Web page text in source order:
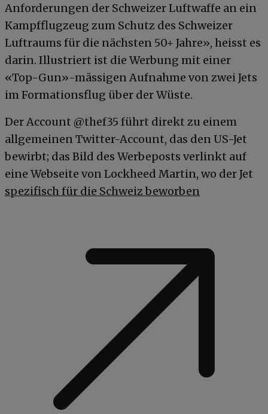
Anforderungen der Schweizer Luftwaffe an ein
Kampfflugzeug zum Schutz des Schweizer
Luftraums für die nächsten 50+ Jahre», heisst es
darin. Illustriert ist die Werbung mit einer
«Top-Gun»-mässigen Aufnahme von zwei Jets
im Formationsflug über der Wüste.
Der Account @thef35 führt direkt zu einem
allgemeinen Twitter-Account, das den US-Jet
bewirbt; das Bild des Werbeposts verlinkt auf
eine Webseite von Lockheed Martin, wo der Jet
spezifisch für die Schweiz beworben